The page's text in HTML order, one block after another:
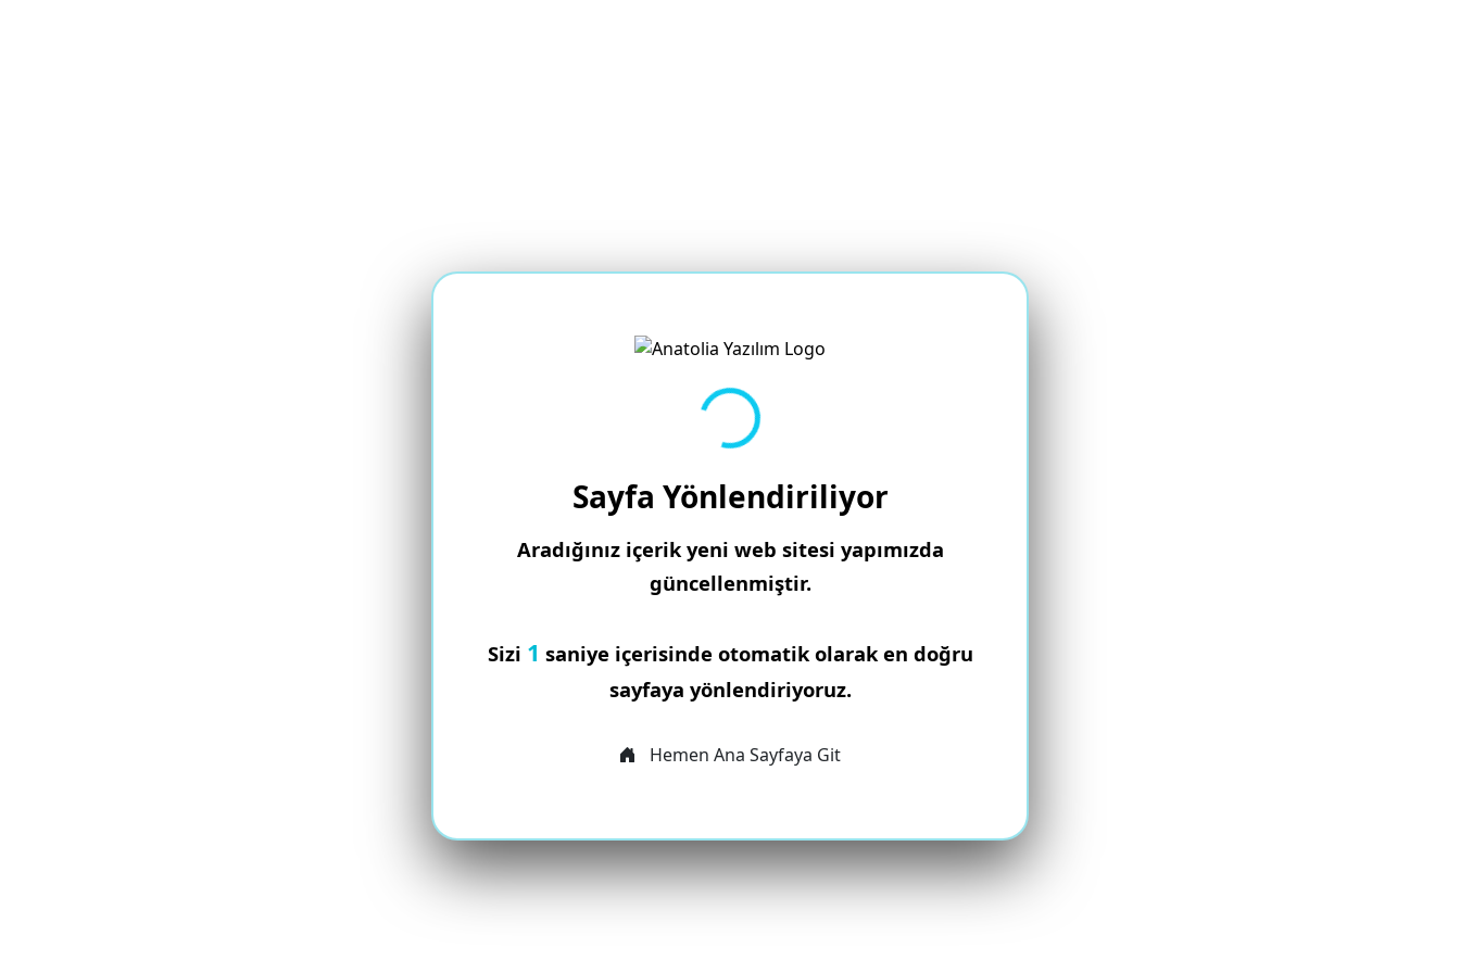
Yükleniyor...
Sayfa Yönlendiriliyor
Aradığınız içerik yeni web sitesi yapımızda
güncellenmiştir.
Sizi 1 saniye içerisinde otomatik olarak en doğru
sayfaya yönlendiriyoruz.
Hemen Ana Sayfaya Git